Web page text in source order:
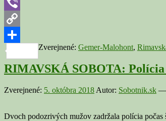
Telegram
Viber
Copy
Link
Share
Zverejnené: Gemer-Malohont,
RIMAVSKÁ SOBOTA:
Zverejnené: 5. októbra 2018 Autor: Sobotnik.sk —
Dvoch podozrivých mužov zadržala polícia